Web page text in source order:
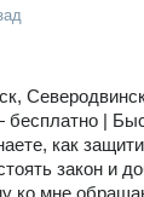
бесплатно |
как
закон и
ко мне